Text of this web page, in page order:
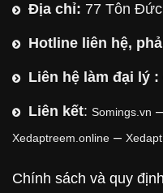
Địa chỉ: 77 Tôn
Hotline liên hệ,
Liên hệ làm đại lý :
Liên kết: Somings.vn –
Xedaptreem.online –
Chính sách và quy định